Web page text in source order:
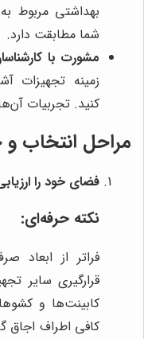
بهداشتی مربوط
شما مطابقت دارد.
مشورت با
زمینه تجهیزات
کنید. تجربیات
مراحل انتخاب
فضای خود را
نکته حرفه‌ای:
فراتر از ابعاد
قرارگیری سایر
کابینت‌ها و
کافی اطراف اجاق